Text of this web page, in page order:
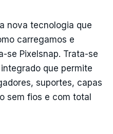
nova tecnologia que
carregamos e
se Pixelsnap. Trata-se
que permite
suportes, capas
sem fios e com total